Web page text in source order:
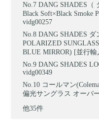
DANG SHADES（
Black Soft×Black Smoke
vidg00257
DANG SHADES
POLARIZED
BLUE MIRROR) [並行輸
DANG SHADES
vidg00349
コールマン
偏光サングラス オーバ
他35件